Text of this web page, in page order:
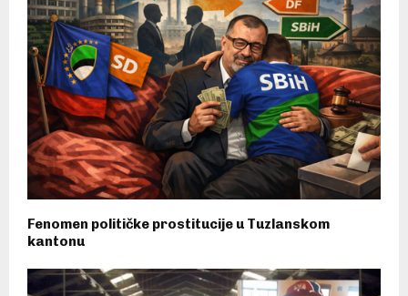
Fenomen političke prostitucije u Tuzlanskom
kantonu